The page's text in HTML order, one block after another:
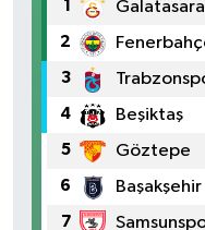
1
2
3
4 Beşiktaş
5 Göztepe
6 Başakşehir
7